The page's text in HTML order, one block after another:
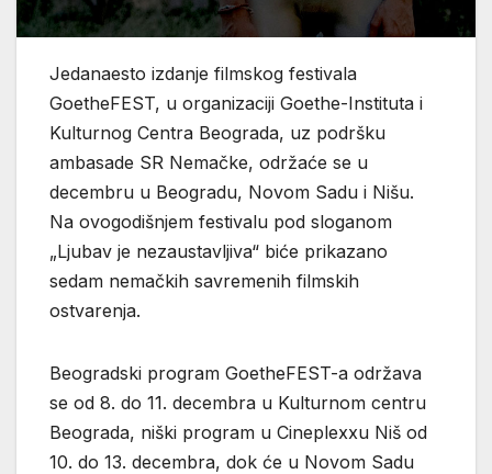
Jedanaesto izdanje filmskog festivala
GoetheFEST, u organizaciji Goethe-Instituta i
Kulturnog Centra Beograda, uz podršku
ambasade SR Nemačke, održaće se u
decembru u Beogradu, Novom Sadu i Nišu.
Na ovogodišnjem festivalu pod sloganom
„Ljubav je nezaustavljiva“ biće prikazano
sedam nemačkih savremenih filmskih
ostvarenja.
Beogradski program GoetheFEST-a održava
se od 8. do 11. decembra u Kulturnom centru
Beograda, niški program u Cineplexxu Niš od
10. do 13. decembra, dok će u Novom Sadu